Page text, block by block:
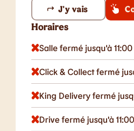
J'y vais
Horaires
Salle fermé jusqu'à 11:00
Click & Collect fermé
King Delivery fermé
Drive fermé jusqu'à 11:00